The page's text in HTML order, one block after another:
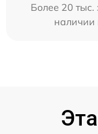
Более 20 тыс.
наличии